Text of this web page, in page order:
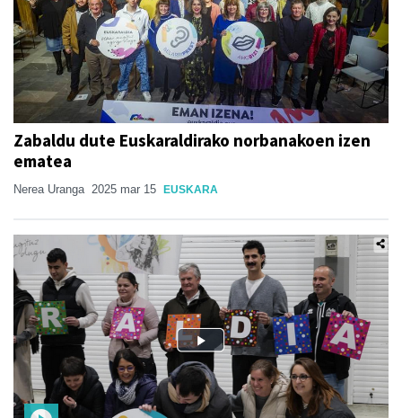
Zabaldu dute Euskaraldirako norbanakoen izen
ematea
Nerea Uranga 2025 mar 15 EUSKARA